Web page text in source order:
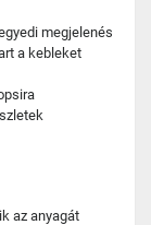
megjelenés
a kebleket
az anyagát